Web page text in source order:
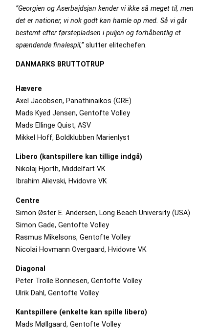
”Georgien og Aserbajdsjan kender vi ikke så meget til, men
det er nationer, vi nok godt kan hamle op med. Så vi går
bestemt efter førstepladsen i puljen og forhåbentlig et
spændende finalespil,”slutter elitechefen.
DANMARKS BRUTTOTRUP
Hævere
Axel Jacobsen, Panathinaikos (GRE)
Mads Kyed Jensen, Gentofte Volley
Mads Ellinge Quist, ASV
Mikkel Hoff, Boldklubben Marienlyst
Libero (kantspillere kan tillige indgå)
Nikolaj Hjorth, Middelfart VK
Ibrahim Alievski, Hvidovre VK
Centre
Simon Øster E. Andersen, Long Beach University (USA)
Simon Gade, Gentofte Volley
Rasmus Mikelsons, Gentofte Volley
Nicolai Hovmann Overgaard, Hvidovre VK
Diagonal
Peter Trolle Bonnesen, Gentofte Volley
Ulrik Dahl, Gentofte Volley
Kantspillere (enkelte kan spille libero)
Mads Møllgaard, Gentofte Volley